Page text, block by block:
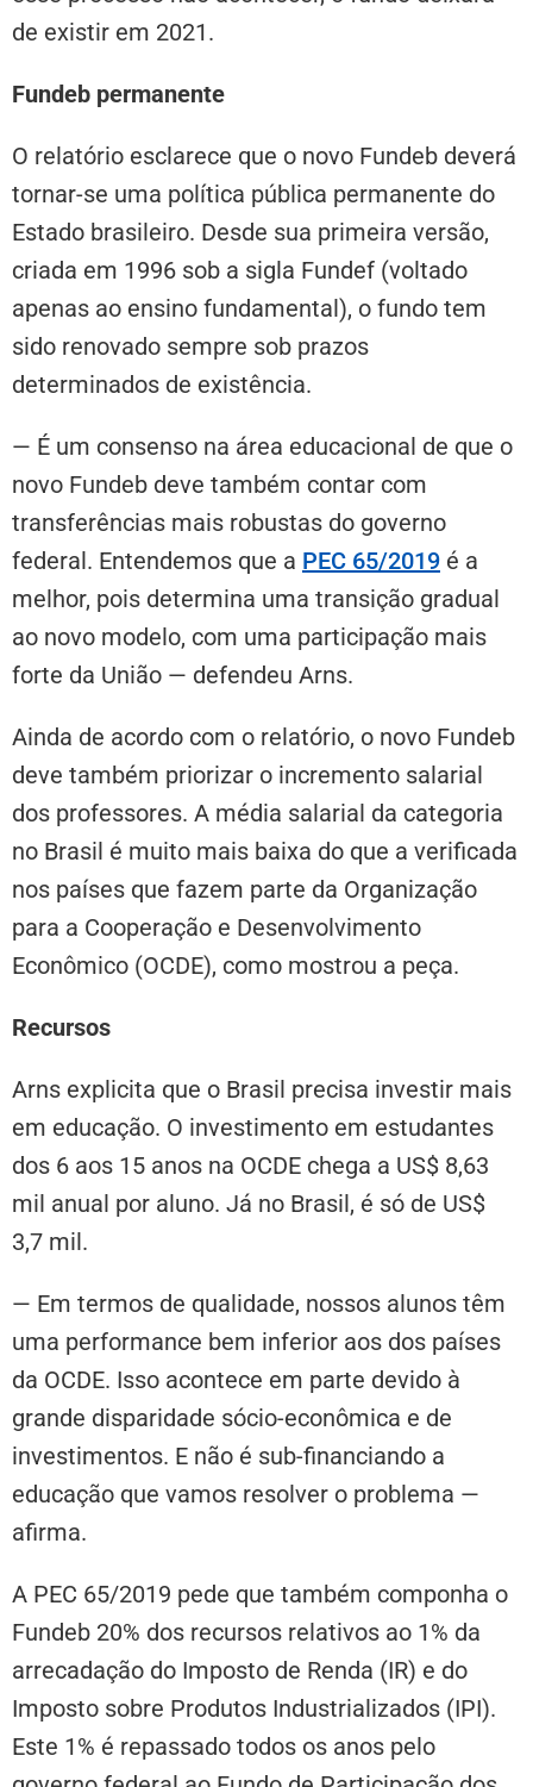
de existir em 2021.
Fundeb permanente
O relatório esclarece que o novo Fundeb deverá
tornar-se uma política pública permanente do
Estado brasileiro. Desde sua primeira versão,
criada em 1996 sob a sigla Fundef (voltado
apenas ao ensino fundamental), o fundo tem
sido renovado sempre sob prazos
determinados de existência.
— É um consenso na área educacional de que o
novo Fundeb deve também contar com
transferências mais robustas do governo
federal. Entendemos que a PEC 65/2019 é a
melhor, pois determina uma transição gradual
ao novo modelo, com uma participação mais
forte da União — defendeu Arns.
Ainda de acordo com o relatório, o novo Fundeb
deve também priorizar o incremento salarial
dos professores. A média salarial da categoria
no Brasil é muito mais baixa do que a verificada
nos países que fazem parte da Organização
para a Cooperação e Desenvolvimento
Econômico (OCDE), como mostrou a peça.
Recursos
Arns explicita que o Brasil precisa investir mais
em educação. O investimento em estudantes
dos 6 aos 15 anos na OCDE chega a US$ 8,63
mil anual por aluno. Já no Brasil, é só de US$
3,7 mil.
— Em termos de qualidade, nossos alunos têm
uma performance bem inferior aos dos países
da OCDE. Isso acontece em parte devido à
grande disparidade sócio-econômica e de
investimentos. E não é sub-financiando a
educação que vamos resolver o problema —
afirma.
A PEC 65/2019 pede que também componha o
Fundeb 20% dos recursos relativos ao 1% da
arrecadação do Imposto de Renda (IR) e do
Imposto sobre Produtos Industrializados (IPI).
Este 1% é repassado todos os anos pelo